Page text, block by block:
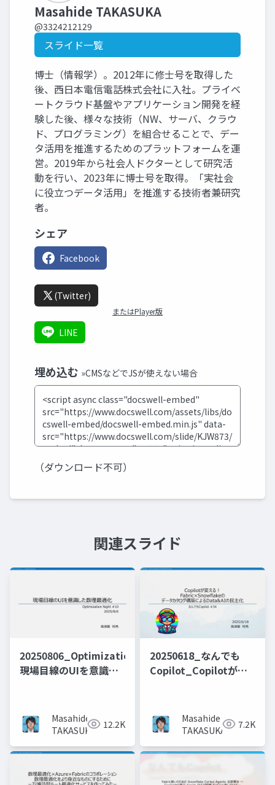
Masahide TAKASUKA
@3324212129
スライド一覧
博士（情報学）。2012年に修士号を取得した
後、西日本電信電話株式会社に入社。プライベ
ートクラウド基盤やアプリケーション開発を経
験した後、様々な技術（NW、サーバ、クラウ
ド、プログラミング）を組合せることで、デー
タ活用を推進するためのプラットフォームを運
営。2019年から社会人ドクターとして研究活
動を行い、2023年に博士号を取得。「実社会
に役立つデータ活用」を推進する技術者兼研究
者。
シェア
Facebook
(Twitter)
またはPlayer版
LINE
埋め込む »CMSなどでJSが使えない場合
（ダウンロード不可）
関連スライド
20250806_OptimizationNight_
現場目線のUIを意識し
Masahide
TAKASUKA
12.2K
20250618_なんでも
Copilot_Copilotが変
データカタログ構築に
よるData&AIの民主化
Masahide
TAKASUKA
7.2K